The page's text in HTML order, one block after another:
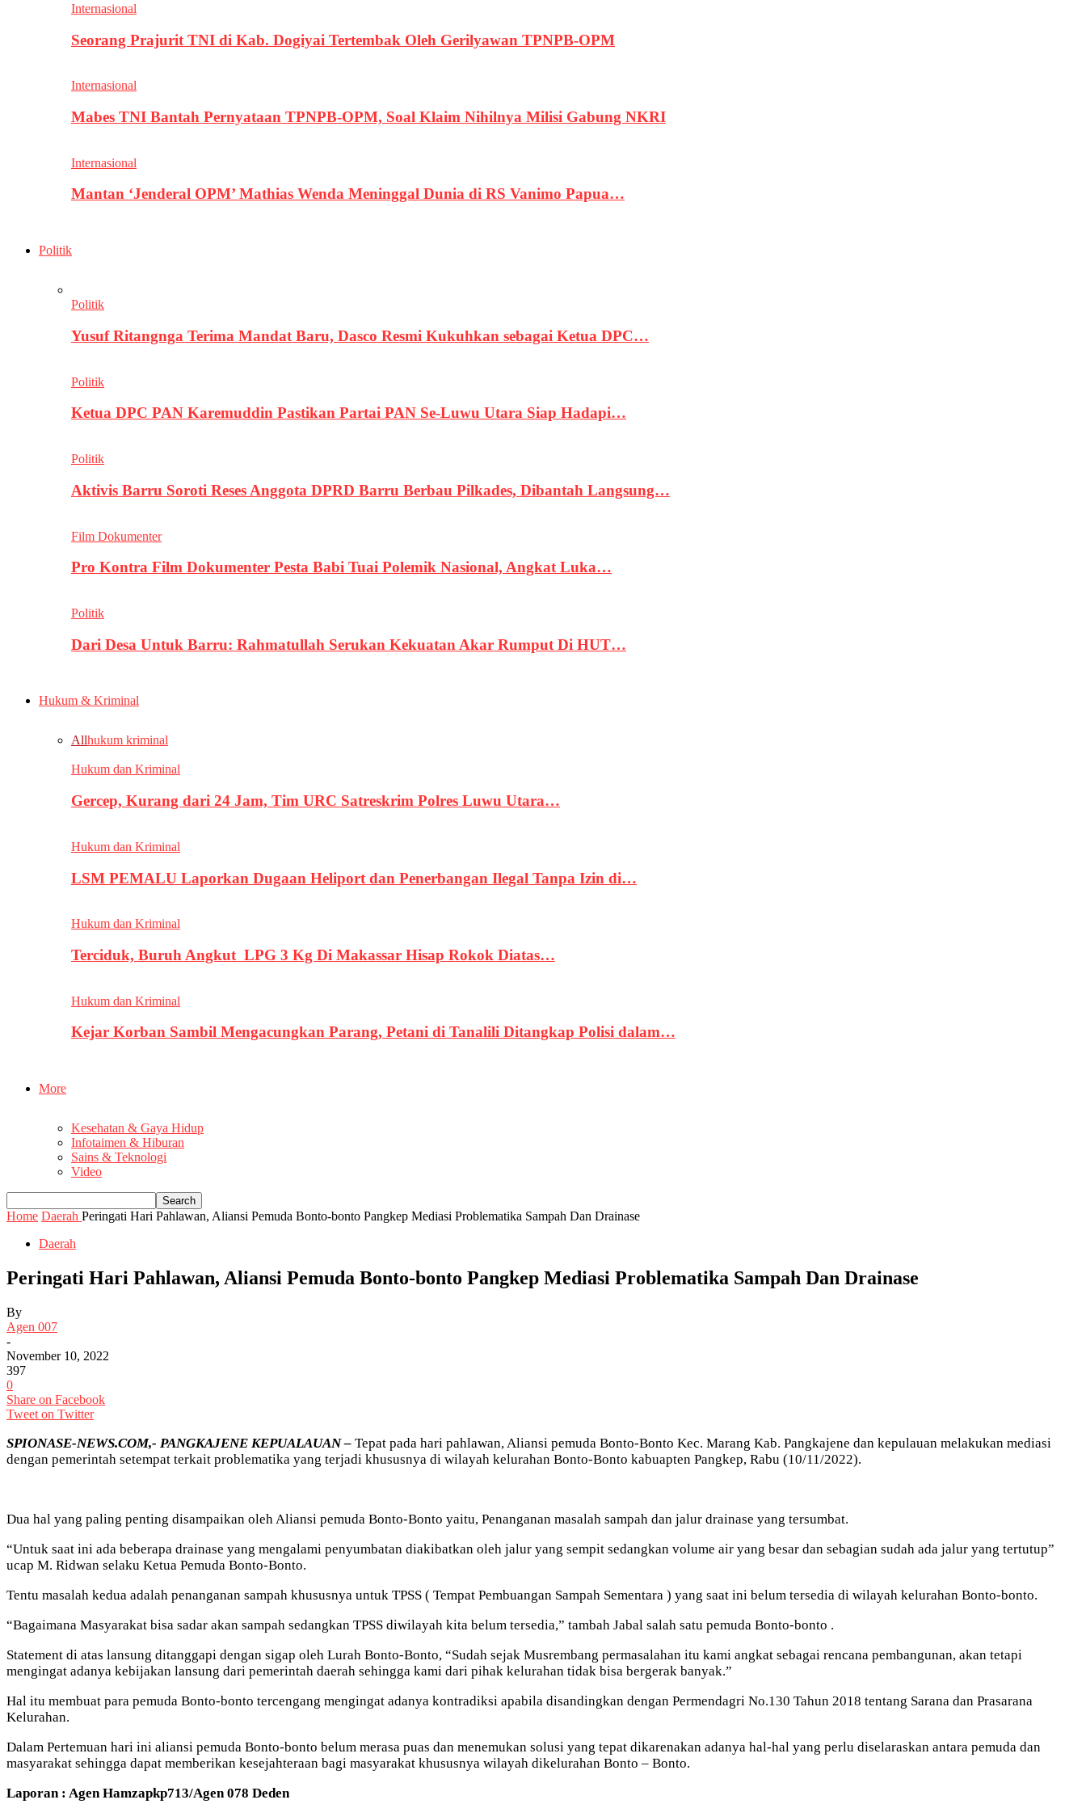
Internasional
Seorang Prajurit TNI di Kab. Dogiyai Tertembak Oleh Gerilyawan TPNPB-OPM
Internasional
Mabes TNI Bantah Pernyataan TPNPB-OPM, Soal Klaim Nihilnya Milisi Gabung NKRI
Internasional
Mantan ‘Jenderal OPM’ Mathias Wenda Meninggal Dunia di RS Vanimo Papua…
Politik
Politik
Yusuf Ritangnga Terima Mandat Baru, Dasco Resmi Kukuhkan sebagai Ketua DPC…
Politik
Ketua DPC PAN Karemuddin Pastikan Partai PAN Se-Luwu Utara Siap Hadapi…
Politik
Aktivis Barru Soroti Reses Anggota DPRD Barru Berbau Pilkades, Dibantah Langsung…
Film Dokumenter
Pro Kontra Film Dokumenter Pesta Babi Tuai Polemik Nasional, Angkat Luka…
Politik
Dari Desa Untuk Barru: Rahmatullah Serukan Kekuatan Akar Rumput Di HUT…
Hukum & Kriminal
Allhukum kriminal
Hukum dan Kriminal
Gercep, Kurang dari 24 Jam, Tim URC Satreskrim Polres Luwu Utara…
Hukum dan Kriminal
LSM PEMALU Laporkan Dugaan Heliport dan Penerbangan Ilegal Tanpa Izin di…
Hukum dan Kriminal
Terciduk, Buruh Angkut LPG 3 Kg Di Makassar Hisap Rokok Diatas…
Hukum dan Kriminal
Kejar Korban Sambil Mengacungkan Parang, Petani di Tanalili Ditangkap Polisi dalam…
More
Kesehatan & Gaya Hidup
Infotaimen & Hiburan
Sains & Teknologi
Video
Home Daerah Peringati Hari Pahlawan, Aliansi Pemuda Bonto-bonto Pangkep Mediasi Problematika Sampah Dan Drainase
Daerah
Peringati Hari Pahlawan, Aliansi Pemuda Bonto-bonto Pangkep Mediasi Problematika Sampah Dan Drainase
By
Agen 007
-
November 10, 2022
397
0
Share on Facebook
Tweet on Twitter
SPIONASE-NEWS.COM,- PANGKAJENE KEPUALAUAN – Tepat pada hari pahlawan, Aliansi pemuda Bonto-Bonto Kec. Marang Kab. Pangkajene dan kepulauan melakukan mediasi
dengan pemerintah setempat terkait problematika yang terjadi khususnya di wilayah kelurahan Bonto-Bonto kabuapten Pangkep, Rabu (10/11/2022).
Dua hal yang paling penting disampaikan oleh Aliansi pemuda Bonto-Bonto yaitu, Penanganan masalah sampah dan jalur drainase yang tersumbat.
“Untuk saat ini ada beberapa drainase yang mengalami penyumbatan diakibatkan oleh jalur yang sempit sedangkan volume air yang besar dan sebagian sudah ada jalur yang tertutup”
ucap M. Ridwan selaku Ketua Pemuda Bonto-Bonto.
Tentu masalah kedua adalah penanganan sampah khususnya untuk TPSS ( Tempat Pembuangan Sampah Sementara ) yang saat ini belum tersedia di wilayah kelurahan Bonto-bonto.
“Bagaimana Masyarakat bisa sadar akan sampah sedangkan TPSS diwilayah kita belum tersedia,” tambah Jabal salah satu pemuda Bonto-bonto .
Statement di atas lansung ditanggapi dengan sigap oleh Lurah Bonto-Bonto, “Sudah sejak Musrembang permasalahan itu kami angkat sebagai rencana pembangunan, akan tetapi
mengingat adanya kebijakan lansung dari pemerintah daerah sehingga kami dari pihak kelurahan tidak bisa bergerak banyak.”
Hal itu membuat para pemuda Bonto-bonto tercengang mengingat adanya kontradiksi apabila disandingkan dengan Permendagri No.130 Tahun 2018 tentang Sarana dan Prasarana
Kelurahan.
Dalam Pertemuan hari ini aliansi pemuda Bonto-bonto belum merasa puas dan menemukan solusi yang tepat dikarenakan adanya hal-hal yang perlu diselaraskan antara pemuda dan
masyarakat sehingga dapat memberikan kesejahteraan bagi masyarakat khususnya wilayah dikelurahan Bonto – Bonto.
Laporan : Agen Hamzapkp713/Agen 078 Deden